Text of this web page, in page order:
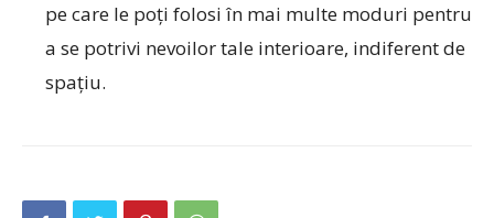
pe care le poți folosi în mai multe moduri pentru
a se potrivi nevoilor tale interioare, indiferent de
spațiu.